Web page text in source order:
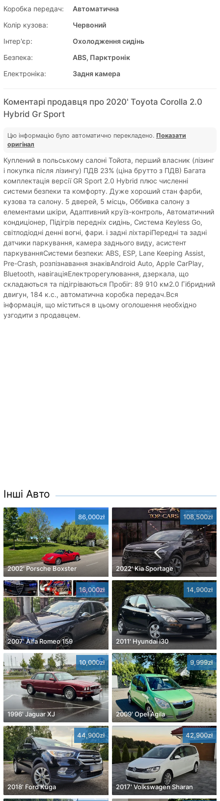
Коробка передач:
Автоматична
Колір кузова:
Червоний
Інтер'єр:
Охолодження сидінь
Безпека:
ABS, Парктронік
Електроніка:
Задня камера
Коментарі продавця про 2020' Toyota Corolla 2.0
Hybrid Gr Sport
Цю інформацію було автоматично перекладено. Показати
оригінал
Куплений в польському салоні Тойота, перший власник (лізинг
і покупка після лізингу) ПДВ 23% (ціна брутто з ПДВ) Багата
комплектація версії GR Sport 2.0 Hybrid плюс численні
системи безпеки та комфорту. Дуже хороший стан фарби,
кузова та салону. 5 дверей, 5 місць, Оббивка салону з
елементами шкіри, Адаптивний круїз-контроль, Автоматичний
кондиціонер, Підігрів передніх сидінь, Система Keyless Go,
світлодіодні денні вогні, фари. і задні ліхтаріПередні та задні
датчики паркування, камера заднього виду, асистент
паркуванняСистеми безпеки: ABS, ESP, Lane Keeping Assist,
Pre-Crash, розпізнавання знаківAndroid Auto, Apple CarPlay,
Bluetooth, навігаціяЕлектрорегулювання, дзеркала, що
складаються та підігріваються Пробіг: 89 910 км2.0 Гібридний
двигун, 184 к.с., автоматична коробка передач.Вся
інформація, що міститься в цьому оголошення необхідно
узгодити з продавцем.
Інші Авто
86,000zł
2002' Porsche Boxster
108,500zł
2022' Kia Sportage
16,000zł
2007' Alfa Romeo 159
14,900zł
2011' Hyundai i30
10,000zł
1996' Jaguar XJ
9,999zł
2009' Opel Agila
44,900zł
2018' Ford Kuga
42,900zł
2017' Volkswagen Sharan